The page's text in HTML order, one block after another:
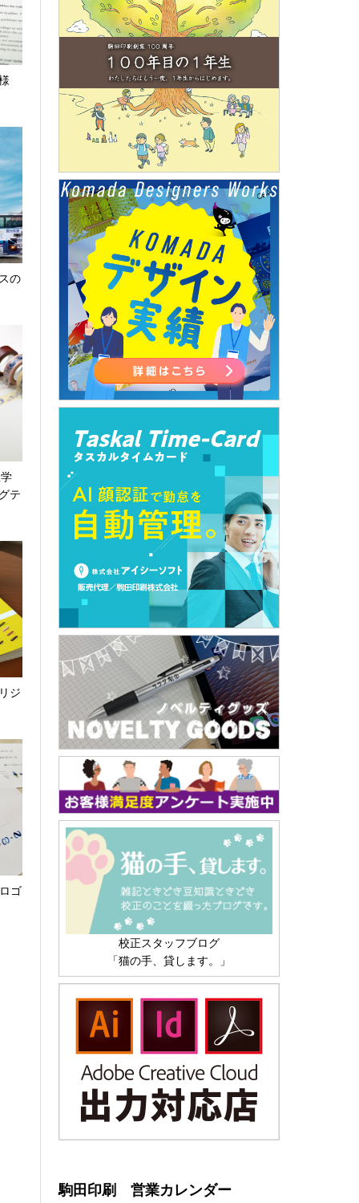
の
テ
ジ
ゴ
校正スタッフブログ
「猫の手、貸します。」
駒田印刷 営業カレンダー